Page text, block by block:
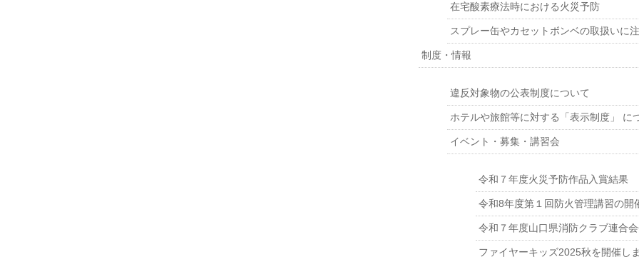
在宅酸素療法時における火災予防
スプレー缶やカセットボンベの取扱いに
制度・情報
違反対象物の公表制度について
ホテルや旅館等に対する「表示制度」 に
イベント・募集・講習会
令和７年度火災予防作品入賞結果
令和8年度第１回防火管理講習の開
令和７年度山口県消防クラブ連合
ファイヤーキッズ2025秋を開催し